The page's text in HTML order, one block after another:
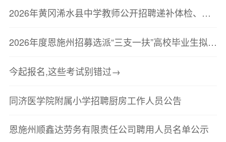
2026年黄冈浠水县中学教师公开招聘递补体检、考察公告
2026年度恩施州招募选派“三支一扶”高校毕业生拟招募人员公示<br/
今起报名,这些考试别错过→
同济医学院附属小学招聘厨房工作人员公告
恩施州顺鑫达劳务有限责任公司聘用人员名单公示